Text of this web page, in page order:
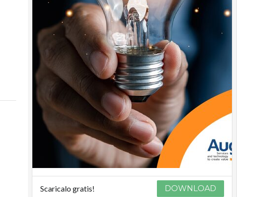
Scaricalo gratis! DOWNLOAD